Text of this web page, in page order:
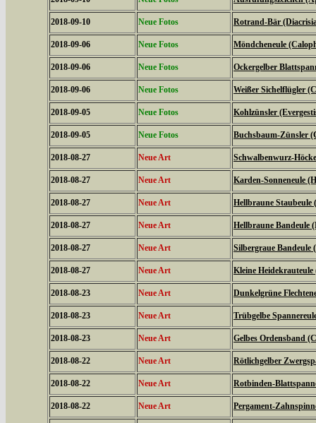
2018-09-10 Neue Fotos Rotrand-Bär
2018-09-06 Neue Fotos Möndcheneule
2018-09-06 Neue Fotos Ockergelber
2018-09-06 Neue Fotos Weißer Sichelflügler
2018-09-05 Neue Fotos Kohlzünsler
2018-09-05 Neue Fotos Buchsbaum-Zünsler
2018-08-27 Neue Art Schwalbenwurz-
2018-08-27 Neue Art Karden-Sonneneule
2018-08-27 Neue Art Hellbraune
2018-08-27 Neue Art Hellbraune Bandeule
2018-08-27 Neue Art Silbergraue Bandeule
2018-08-27 Neue Art Kleine
2018-08-23 Neue Art Dunkelgrüne
2018-08-23 Neue Art Trübgelbe
2018-08-23 Neue Art Gelbes Ordensband
2018-08-22 Neue Art Rötlichgelber
2018-08-22 Neue Art Rotbinden-
2018-08-22 Neue Art Pergament-